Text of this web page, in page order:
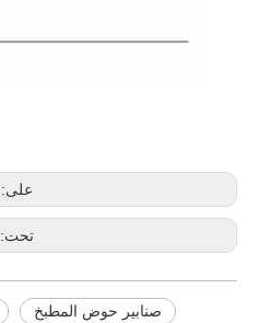
على:
تحت:
صنابير حوض المطبخ